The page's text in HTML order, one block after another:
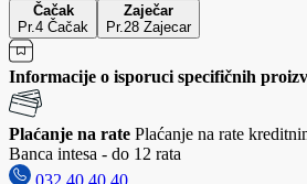
Čačak
Pr.4 Čačak
Zaječar
Pr.28 Zajecar
Informacije o isporuci specifičnih
Plaćanje na rate Plaćanje na rate
Banca intesa - do 12 rata
032 40 40 40